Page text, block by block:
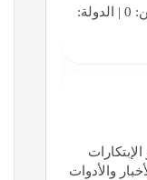
والأدوات